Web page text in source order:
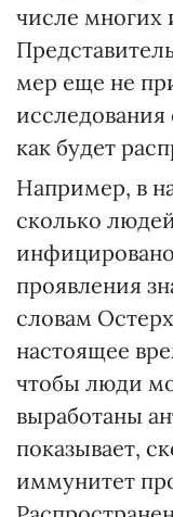
числе многих
мер еще не
как будет
Например, в
сколько
проявления
словам
настоящее
чтобы люди
выработаны
показывает,
иммунитет